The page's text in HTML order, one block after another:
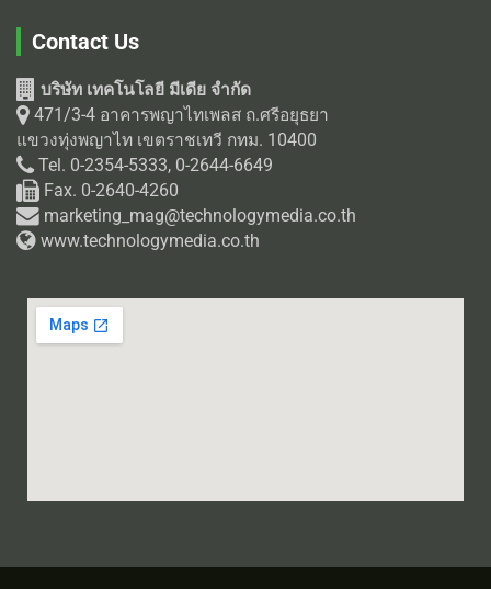
Contact Us
บริษัท เทคโนโลยี มีเดีย จำกัด
471/3-4 อาคารพญาไทเพลส ถ.ศรีอยุธยา
แขวงทุ่งพญาไท เขตราชเทวี กทม. 10400
Tel. 0-2354-5333, 0-2644-6649
Fax. 0-2640-4260
marketing_mag@technologymedia.co.th
www.technologymedia.co.th